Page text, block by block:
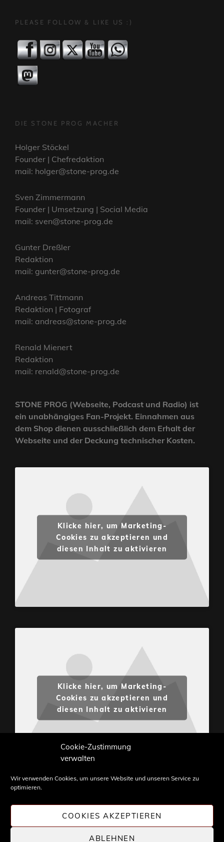
Cookie-Zustimmung
verwalten
Wir verwenden Cookies, um unsere Website und unseren Service zu
optimieren.
COOKIES AKZEPTIEREN
ABLEHNEN
PLEASE FOLLOW & LIKE US :)
DIE STONE PROG MACHER
Holger Stöckel
Founder | Chefredaktion
mail: holger@stone-prog.de
Sven Zimmermann
Founder | Umsetzung | Social Media
mail: sven@stone-prog.de
Gunter Dreßler
Redaktion
mail: gunter@stone-prog.de
Andreas Tittmann
Redaktion | Fotograf
mail: andreas@stone-prog.de
Renald Mienert
Redaktion
mail: renald@stone-prog.de
STONE PROG (Webseite, Podcast und Radio) ist
ein unabhängiges Fan-Projekt. Einnahmen aus
dem Shop dienen ausschließlich dem Erhalt der
Webseite und der Deckung technischer Kosten.
Klicke hier, um Marketing-
Cookies zu akzeptieren und
diesen Inhalt zu aktivieren
Klicke hier, um Marketing-
Cookies zu akzeptieren und
diesen Inhalt zu aktivieren
Weiterverwendung nur mit Zustimmung von
STONE PROG.